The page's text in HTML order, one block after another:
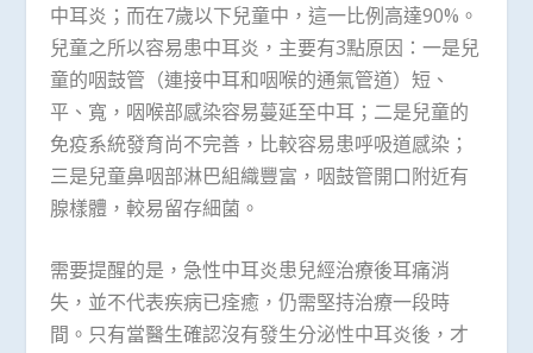
中耳炎；而在7歲以下兒童中，這一比例高達90%。
兒童之所以容易患中耳炎，主要有3點原因：一是兒
童的咽鼓管（連接中耳和咽喉的通氣管道）短、
平、寬，咽喉部感染容易蔓延至中耳；二是兒童的
免疫系統發育尚不完善，比較容易患呼吸道感染；
三是兒童鼻咽部淋巴組織豐富，咽鼓管開口附近有
腺樣體，較易留存細菌。
需要提醒的是，急性中耳炎患兒經治療後耳痛消
失，並不代表疾病已痊癒，仍需堅持治療一段時
間。只有當醫生確認沒有發生分泌性中耳炎後，才